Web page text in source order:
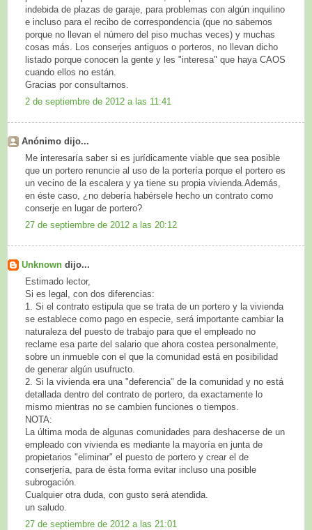
indebida de plazas de garaje, para problemas con algún inquilino
e incluso para el recibo de correspondencia (que no sabemos
porque no llevan el número del piso muchas veces) y muchas
cosas más. Los conserjes antiguos o porteros, no llevan dicho
listado porque conocen la gente y les "interesa" que haya CAOS
cuando ellos no están.
Gracias por consultarnos.
2 de septiembre de 2012 a las 11:41
Anónimo dijo...
Me interesaría saber si es jurídicamente viable que sea posible
que un portero renuncie al uso de la portería porque el portero es
un vecino de la escalera y ya tiene su propia vivienda.Además,
en éste caso, ¿no debería habérsele hecho un contrato como
conserje en lugar de portero?
27 de septiembre de 2012 a las 20:12
Unknown dijo...
Estimado lector,
Si es legal, con dos diferencias:
1. Si el contrato estipula que se trata de un portero y la vivienda
se establece como pago en especie, será importante cambiar la
naturaleza del puesto de trabajo para que el empleado no
reclame esa parte del salario que ahora costea personalmente,
sobre un inmueble con el que la comunidad está en posibilidad
de generar algún usufructo.
2. Si la vivienda era una "deferencia" de la comunidad y no está
detallada dentro del contrato de portero, da exactamente lo
mismo mientras no se cambien funciones o tiempos.
NOTA:
La última moda de algunas comunidades para deshacerse de un
empleado con vivienda es mediante la mayoría en junta de
propietarios "eliminar" el puesto de portero y crear el de
conserjería, para de ésta forma evitar incluso una posible
subrogación.
Cualquier otra duda, con gusto será atendida.
un saludo.
27 de septiembre de 2012 a las 21:01